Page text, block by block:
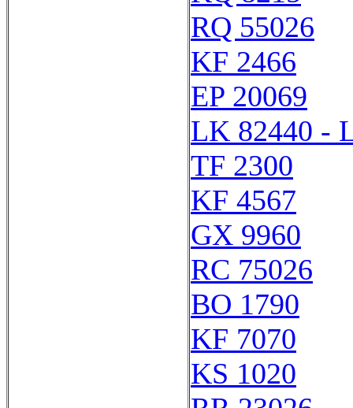
RQ 55026
KF 2466
EP 20069
LK 82440 -
TF 2300
KF 4567
GX 9960
RC 75026
BO 1790
KF 7070
KS 1020